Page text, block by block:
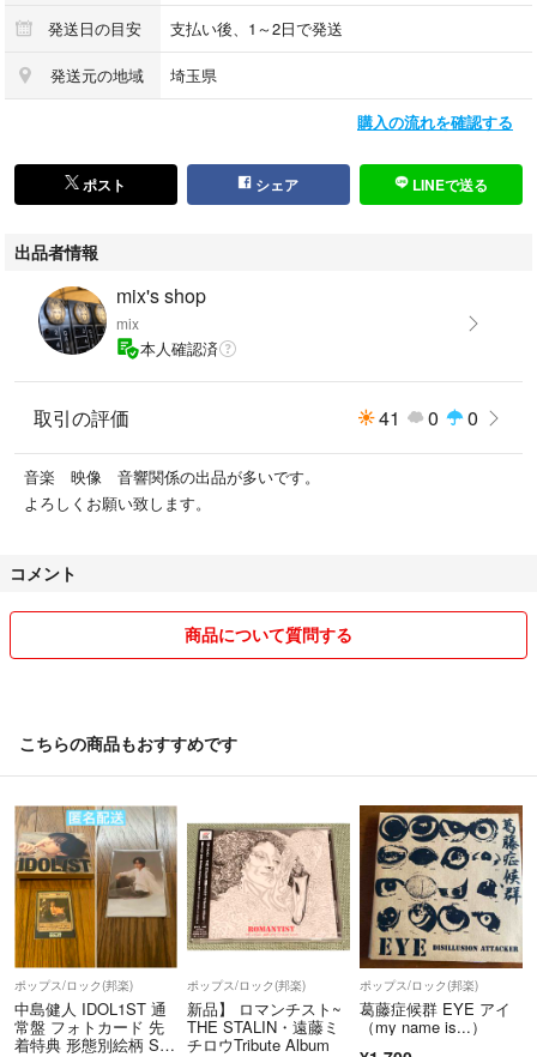
発送日の目安 支払い後、1～2日で発送
発送元の地域 埼玉県
購入の流れを確認する
ポスト シェア LINEで送る
出品者情報
mix's shop
mix
本人確認済
取引の評価 41 0 0
音楽 映像 音響関係の出品が多いです。
よろしくお願い致します。
コメント
商品について質問する
こちらの商品もおすすめです
ポップス/ロック(邦楽)
中島健人 IDOL1ST 通
常盤 フォトカード 先
着特典 形態別絵柄 SE
ポップス/ロック(邦楽)
新品】 ロマンチスト~
THE STALIN・遠藤ミ
チロウTribute Album
ポップス/ロック(邦楽)
葛藤症候群 EYE アイ
（my name is...）